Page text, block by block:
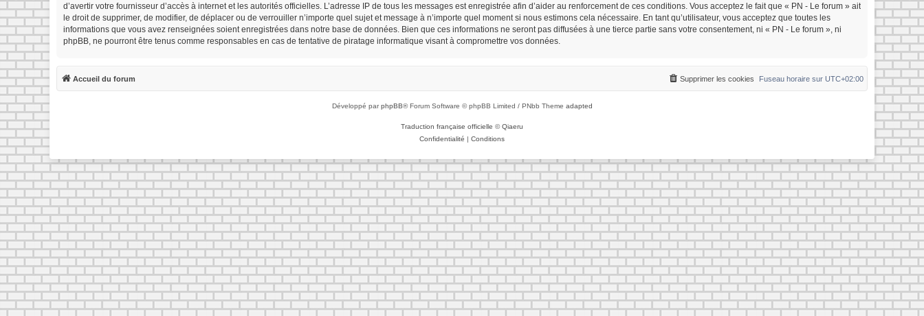
d’avertir votre fournisseur d’accès à internet et les autorités officielles. L’adresse IP de tous les messages est enregistrée afin d’aider au renforcement de ces conditions. Vous acceptez le fait que « PN - Le forum » ait
le droit de supprimer, de modifier, de déplacer ou de verrouiller n’importe quel sujet et message à n’importe quel moment si nous estimons cela nécessaire. En tant qu’utilisateur, vous acceptez que toutes les
informations que vous avez renseignées soient enregistrées dans notre base de données. Bien que ces informations ne seront pas diffusées à une tierce partie sans votre consentement, ni « PN - Le forum », ni
phpBB, ne pourront être tenus comme responsables en cas de tentative de piratage informatique visant à compromettre vos données.
Accueil du forum Fuseau horaire sur UTC+02:00
Supprimer les cookies
Développé parphpBB® Forum Software © phpBB Limited / PNbb Theme adapted
Traduction française officielle ©Qiaeru
Confidentialité | Conditions